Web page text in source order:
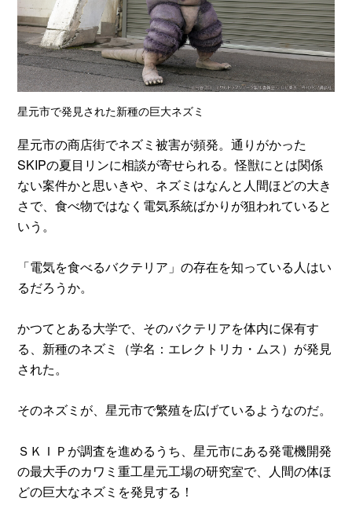
星元市で発見された新種の巨大ネズミ
星元市の商店街でネズミ被害が頻発。通りがかった
SKIPの夏目リンに相談が寄せられる。怪獣にとは関係
ない案件かと思いきや、ネズミはなんと人間ほどの大き
さで、食べ物ではなく電気系統ばかりが狙われていると
いう。
「電気を食べるバクテリア」の存在を知っている人はい
るだろうか。
かつてとある大学で、そのバクテリアを体内に保有す
る、新種のネズミ（学名：エレクトリカ・ムス）が発見
された。
そのネズミが、星元市で繁殖を広げているようなのだ。
ＳＫＩＰが調査を進めるうち、星元市にある発電機開発
の最大手のカワミ重工星元工場の研究室で、人間の体ほ
どの巨大なネズミを発見する！